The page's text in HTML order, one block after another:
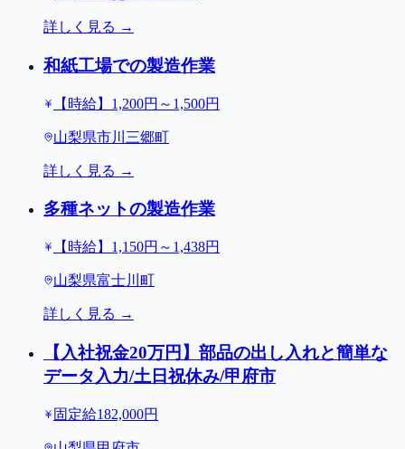
詳しく見る →
和紙工場での製造作業
【時給】1,200円～1,500円
山梨県市川三郷町
詳しく見る →
多種ネットの製造作業
【時給】1,150円～1,438円
山梨県富士川町
詳しく見る →
【入社祝金20万円】部品の出し入れと簡単な
データ入力/土日祝休み/甲府市
固定給182,000円